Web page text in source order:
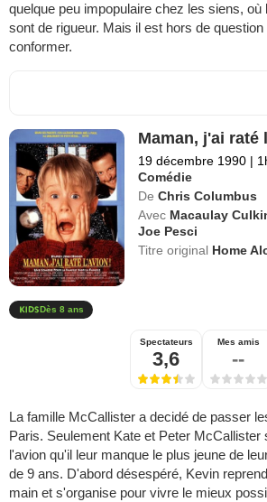
quelque peu impopulaire chez les siens, où
sont de rigueur. Mais il est hors de
conformer.
Maman, j'ai raté
19 décembre 1990 |
Comédie
De Chris Columbus
Avec Macaulay
Joe Pesci
Titre original Home
Dès 8 ans
Spectateurs
3,6
Mes amis
--
La famille McCallister a decidé de passer
Paris. Seulement Kate et Peter McCallister
l'avion qu'il leur manque le plus jeune de
de 9 ans. D'abord désespéré, Kevin
main et s'organise pour vivre le mieux